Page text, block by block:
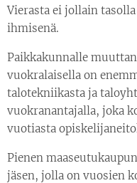
Vierasta ei jollain
ihmisenä.
Paikkakunnalle
vuokralaisella on
talotekniikasta ja
vuokranantajalla, joka
vuotiasta
Pienen
jäsen, jolla on vuosien